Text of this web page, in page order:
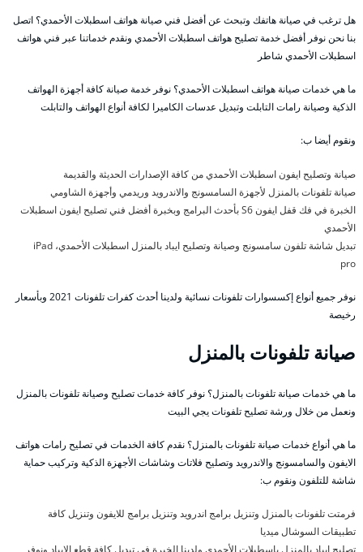
هل ترغب في صيانة هاتفك وتبحث عن أفضل فني صيانة هواتف اسطبلات الأحمدي؟ اتصل
بنا نحن نوفر أفضل خدمة تصليح هواتف اسطبلات الأحمدي ونقدم خدماتنا عبر فني هواتف
اسطبلات الأحمدي شاطر
ما هي خدمات صيانة هواتف اسطبلات الأحمدي؟ نوفر خدمة صيانة كافة أجهزة الهواتف
الذكية وصيانة رامات التابلت وتبديل عدسات الكاميرا لكافة أنواع الهواتف والتابلت
ونقوم أيضا ب:
صيانة وتصليح ايفون اسطبلات الأحمدي من كافة الإصدارات الحديثة والقديمة
صيانة تلفونات بالمنزل لأجهزة السامسونج والاندرويد وريدمي وأجهزة الشاومي
الخبرة في فك قفل ايفون S6 بأحدث البرامج وبخبرة أفضل فني تصليح ايفون اسطبلات
الأحمدي
تبديل شاشة تلفون سامسونج وصيانة وتصليح ايباد بالمنزل اسطبلات الأحمدي، iPad
pro
نوفر جميع أنواع إكسسوارات تلفونات نسائية ولدينا أحدث كفرات تلفونات 2021 وبأسعار
رخيصة
صيانة تلفونات بالمنزل
ما هي خدمات صيانة تلفونات بالمنزل؟ نوفر كافة خدمات تصليح وصيانة تلفونات بالمنزل
ونعمل من خلال ورشة تصليح تلفونات يجي البيت
ما هي أنواع خدمات صيانة تلفونات بالمنزل؟ نقدم كافة الخدمات في تصليح رامات هواتف
الايفون والسامسونج والاندرويد وتصليح فلاتات وشاشات الأجهزة الذكية وتركيب حماية
شاشة للتلفون ونقوم ب:
فرمتت تلفونات بالمنزل وتنزيل برامج اندرويد وتنزيل برامج للايفون وتنزيل كافة
تطبيقات السوشال ميديا
تصليح ايباد بالمنزل باسطبلات الأحمدي ولدينا الخبرة في تبديل كافة قطع الايباد ونوفر